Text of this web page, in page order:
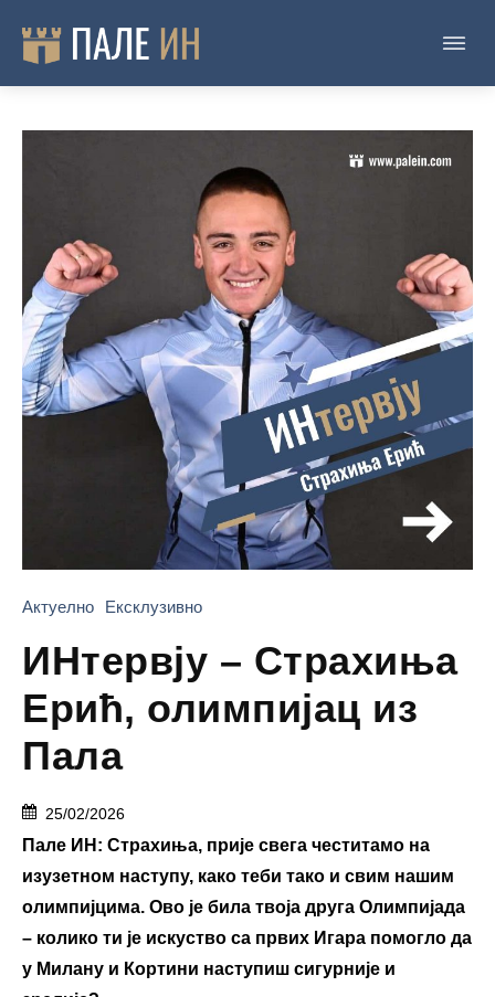
Актуелно Ексклузивно
ИНтервју – Страхиња
Ерић, олимпијац из
Пала
25/02/2026
Пале ИН: Страхиња, прије свега честитамо на
изузетном наступу, како теби тако и свим нашим
олимпијцима. Ово је била твоја друга Олимпијада
– колико ти је искуство са првих Игара помогло да
у Милану и Кортини наступиш сигурније и